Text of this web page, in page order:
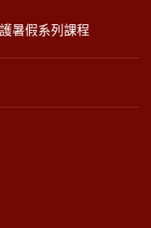
暑假系列課程